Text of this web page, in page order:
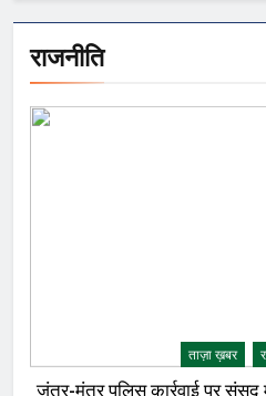
राजनीति
ताज़ा ख़बर
जंतर-मंतर पुलिस कार्रवाई पर संसद